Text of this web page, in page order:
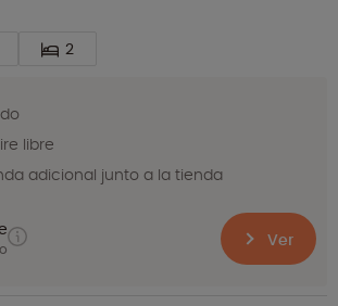
2
libre
adicional junto a la tienda
Ver